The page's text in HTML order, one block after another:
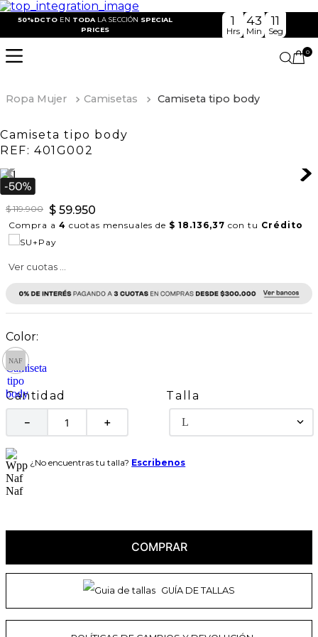
50%DCTO EN TODA LA SECCIÓN SPECIAL
PRICES
1
Hrs
43
Min
10
Seg
0
Ropa Mujer Camisetas Camiseta tipo body
Camiseta tipo body
REF: 401G002
$ 119.900 $ 59.950
Compra a 4 cuotas mensuales de $ 18.136,37 con tu Crédito
Ver cuotas ...
Cantidad
＋
－
Talla
L
¿No encuentras tu talla? Escribenos
COMPRAR
GUÍA DE TALLAS